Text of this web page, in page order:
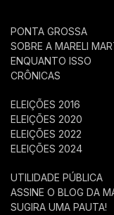
PONTA GROSSA
SOBRE A MARELI
ENQUANTO ISSO
CRÔNICAS
ELEIÇÕES 2016
ELEIÇÕES 2020
ELEIÇÕES 2022
ELEIÇÕES 2024
UTILIDADE PÚBLICA
ASSINE O BLOG DA
SUGIRA UMA PAUTA!